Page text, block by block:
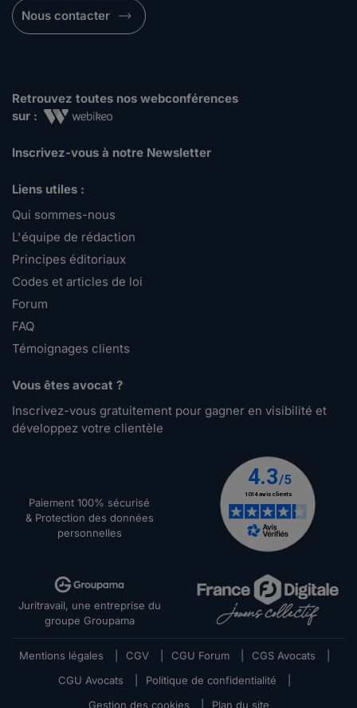
Nous contacter
Retrouvez toutes nos webconférences
sur :
Inscrivez-vous à notre Newsletter
Liens utiles :
Qui sommes-nous
L'équipe de rédaction
Principes éditoriaux
Codes et articles de loi
Forum
FAQ
Témoignages clients
Vous êtes avocat ?
Inscrivez-vous gratuitement pour gagner en visibilité et
développez votre clientèle
Paiement 100% sécurisé
& Protection des données
personnelles
Juritravail, une entreprise du
groupe Groupama
Mentions légales CGV CGU Forum CGS Avocats
CGU Avocats
Politique de confidentialité
Gestion des cookies
Plan du site